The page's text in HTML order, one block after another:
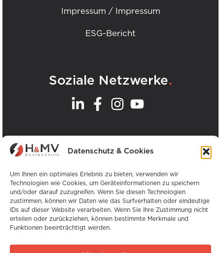
Datenschutz & Cookies
Um Ihnen ein optimales Erlebnis zu bieten, verwenden wir
Technologien wie Cookies, um Geräteinformationen zu speichern
und/oder darauf zuzugreifen. Wenn Sie diesen Technologien
zustimmen, können wir Daten wie das Surfverhalten oder eindeutige
IDs auf dieser Website verarbeiten. Wenn Sie Ihre Zustimmung nicht
erteilen oder zurückziehen, können bestimmte Merkmale und
Funktionen beeinträchtigt werden.
Impressum / Impressum
ESG-Bericht
Soziale Netzwerke.
Unsere Büros .
Urheberrecht © H&MV Engineering. Alle Rechte